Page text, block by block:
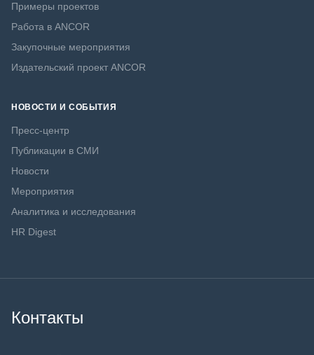
Примеры проектов
Работа в ANCOR
Закупочные мероприятия
Издательский проект ANCOR
НОВОСТИ И СОБЫТИЯ
Пресс-центр
Публикации в СМИ
Новости
Мероприятия
Аналитика и исследования
HR Digest
Контакты